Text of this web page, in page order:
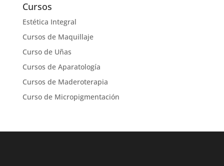
Cursos
Estética Integral
Cursos de Maquillaje
Curso de Uñas
Cursos de Aparatología
Cursos de Maderoterapia
Curso de Micropigmentación